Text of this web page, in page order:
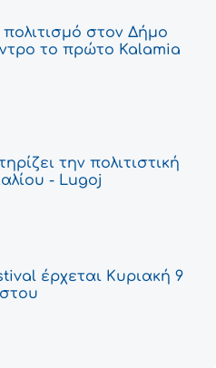
στον Δήμο
το πρώτο Kalamia
την πολιτιστική
- Lugoj
έρχεται Κυριακή 9